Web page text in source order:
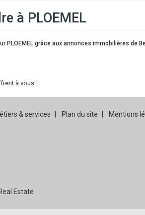
à PLOEMEL
PLOEMEL grâce aux annonces immobilières de
à vous :
& services Plan du site Mentions
Estate